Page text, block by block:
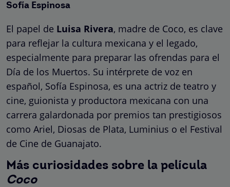
Sofía Espinosa
El papel de Luisa Rivera, madre de Coco, es clave
para reflejar la cultura mexicana y el legado,
especialmente para preparar las ofrendas para el
Día de los Muertos. Su intérprete de voz en
español, Sofía Espinosa, es una actriz de teatro y
cine, guionista y productora mexicana con una
carrera galardonada por premios tan prestigiosos
como Ariel, Diosas de Plata, Luminius o el Festival
de Cine de Guanajato.
Más curiosidades sobre la película
Coco